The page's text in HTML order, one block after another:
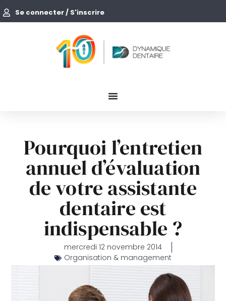
Se connecter / S'inscrire
Pourquoi l’entretien
annuel d’évaluation
de votre assistante
dentaire est
indispensable ?
mercredi 12 novembre 2014
Organisation & management